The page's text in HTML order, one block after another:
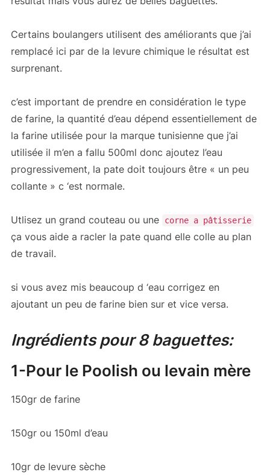
Certains boulangers utilisent des améliorants que j’ai
remplacé ici par de la levure chimique le résultat est
surprenant.
c’est important de prendre en considération le type
de farine, la quantité d’eau dépend essentiellement de
la farine utilisée pour la marque tunisienne que j’ai
utilisée il m’en a fallu 500ml donc ajoutez l’eau
progressivement, la pate doit toujours être « un peu
collante » c ‘est normale.
Utlisez un grand couteau ou une corne a pâtisserie
ça vous aide a racler la pate quand elle colle au plan
de travail.
si vous avez mis beaucoup d ‘eau corrigez en
ajoutant un peu de farine bien sur et vice versa.
Ingrédients pour 8 baguettes:
1-Pour le Poolish ou levain mère
150gr de farine
150gr ou 150ml d’eau
10gr de levure sèche